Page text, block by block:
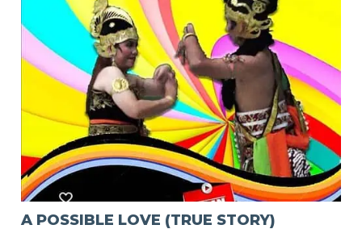
A POSSIBLE LOVE (TRUE STORY)